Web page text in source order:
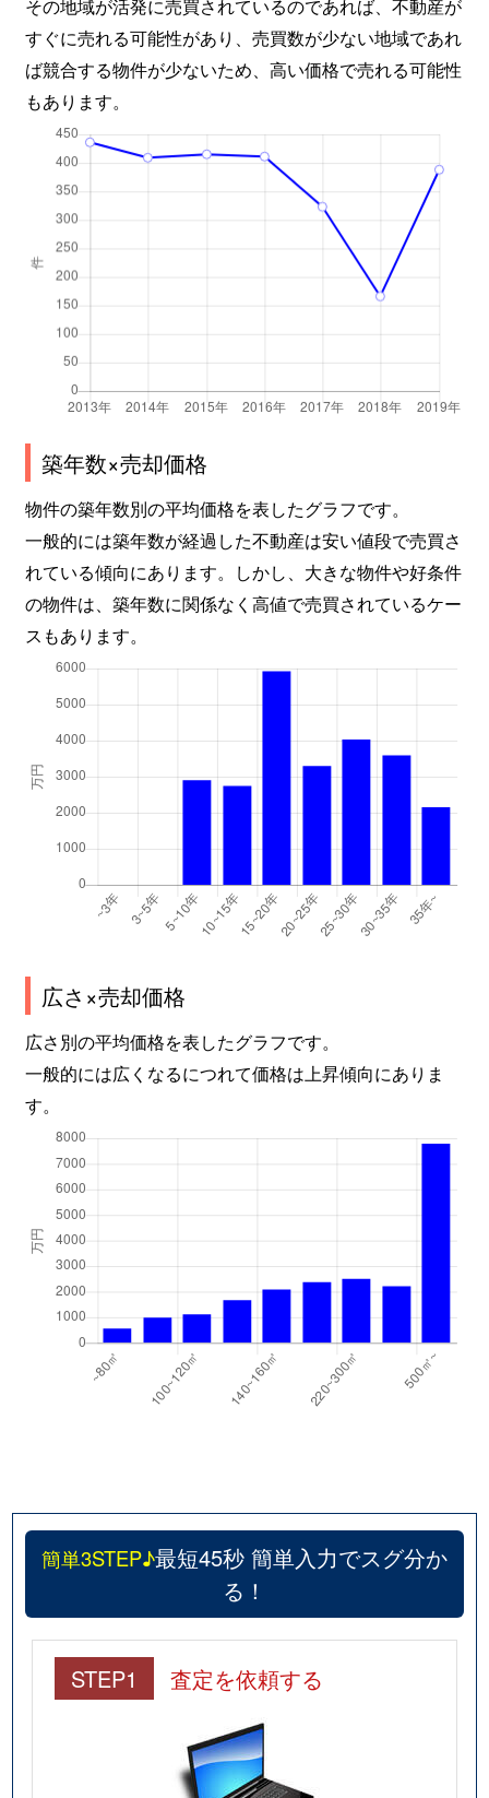
その地域が活発に売買されているのであれば、不動産が
すぐに売れる可能性があり、売買数が少ない地域であれ
ば競合する物件が少ないため、高い価格で売れる可能性
もあります。
築年数×売却価格
物件の築年数別の平均価格を表したグラフです。
一般的には築年数が経過した不動産は安い値段で売買さ
れている傾向にあります。しかし、大きな物件や好条件
の物件は、築年数に関係なく高値で売買されているケー
スもあります。
広さ×売却価格
広さ別の平均価格を表したグラフです。
一般的には広くなるにつれて価格は上昇傾向にありま
す。
簡単3STEP♪最短45秒 簡単入力でスグ分か
る！
STEP1 査定を依頼する